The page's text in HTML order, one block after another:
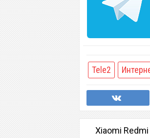
Tele2
Xiaomi